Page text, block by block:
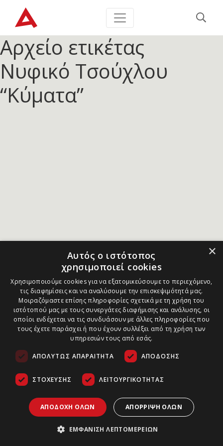
Αρχείο ετικέτας
Νυφικό Τσούχλου
“Κύματα”
×
Αυτός ο ιστότοπος
χρησιμοποιεί cookies
Χρησιμοποιούμε cookies για να εξατομικεύσουμε το περιεχόμενο,
τις διαφημίσεις και να αναλύσουμε την επισκεψιμότητά μας.
Μοιραζόμαστε επίσης πληροφορίες σχετικά με τη χρήση του
ιστότοπού μας με τους συνεργάτες διαφήμισης και ανάλυσης, οι
οποίοι ενδέχεται να τις συνδυάσουν με άλλες πληροφορίες που
τους έχετε παράσχει ή που έχουν συλλέξει από τη χρήση των
υπηρεσιών τους από εσάς.
ΑΠΟΛΎΤΩΣ ΑΠΑΡΑΊΤΗΤΑ ΑΠΌΔΟΣΗΣ
ΣΤΌΧΕΥΣΗΣ ΛΕΙΤΟΥΡΓΙΚΌΤΗΤΑΣ
ΑΠΟΔΟΧΉ ΌΛΩΝ ΑΠΌΡΡΙΨΗ ΌΛΩΝ
ΕΜΦΆΝΙΣΗ ΛΕΠΤΟΜΕΡΕΙΏΝ